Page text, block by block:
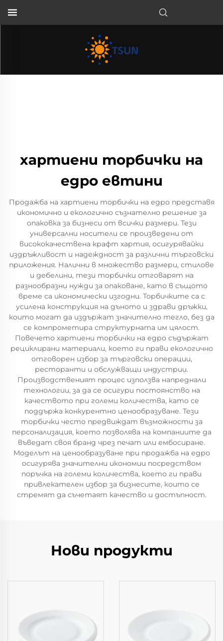
хартиени торбички на
едро евтини
Продажба на хартиени торбички на едро представя
икономично и екологично съзнателно решение за
опаковка за бизнеси от всички размери. Тези
универсални носители се произведени от
висококачествена крафт хартия, осигурявайки
издръжливост и надеждност за различни търговски
приложения. Налични в множество размери, стилове
и дебелини, тези торбички отговарят на
разнообразни нужди за опаковане, като в същото
време са икономически изгодни. Торбичките са с
усилена конструкция на дъното и здрави дръжки,
които могат да издържат значително тегло, без да
се компрометира структурната им цялост.
Повечето хартиени торбички на едро съдържат
рециклирани материали, което ги прави екологично
отговорен избор за търговски операции,
ресторанти и обслужващи индустрии.
Производственият процес използва напреднали
технологии, за да се осигури постоянство на
качеството при големи количества, като се
поддържа конкурентно ценообразуване. Тези
торбички често предвиждат възможности за
персонализация, което позволява на компаниите да
въведат своя бранд чрез печат или ембосиране.
Моделът на ценообразуване при продажба на едро
осигурява значителни икономии посредством
поръчка на големи количества, което ги прави
привлекателен избор за бизнесите, които се
стремят да съчетаят качество и достъпност.
Нови продукти